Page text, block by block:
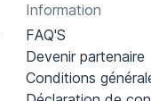
Information
FAQ'S
Devenir partenaire
Conditions